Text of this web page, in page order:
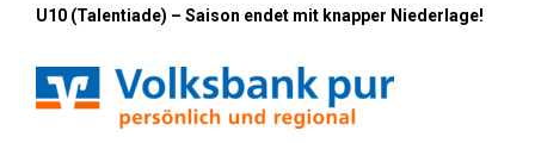
U10 (Talentiade) – Saison endet mit knapper Niederlage!